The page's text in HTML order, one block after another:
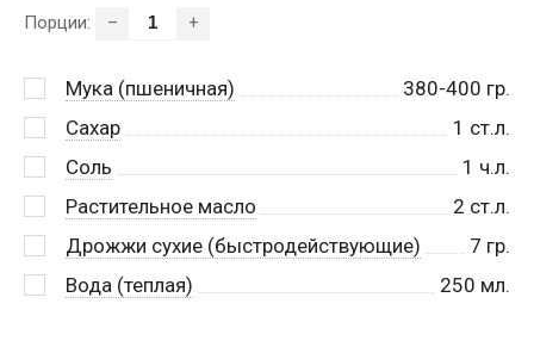
Порции: – +
Мука (пшеничная) 380-400 гр.
Сахар
1 ст.л.
Соль
1 ч.л.
Растительное масло
2 ст.л.
Дрожжи сухие (быстродействующие)
7 гр.
Вода (теплая)
250 мл.